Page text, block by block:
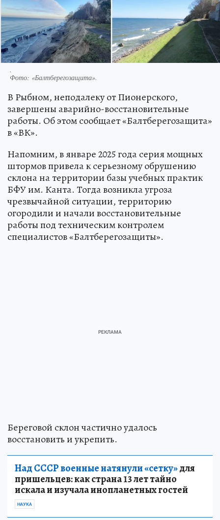
.
Фото: «Балтберегозащита».
В Рыбном, неподалеку от Пионерского,
завершены аварийно-восстановительные
работы. Об этом сообщает «Балтберегозащита»
в «ВК».
Напомним, в январе 2025 года серия мощных
штормов привела к серьезному обрушению
склона на территории базы учебных практик
БФУ им. Канта. Тогда возникла угроза
чрезвычайной ситуации, территорию
огородили и начали восстановительные
работы под техническим контролем
специалистов «Балтберегозащиты».
Береговой склон частично удалось
восстановить и укрепить.
Над СССР военные натянули «сетку»для
пришельцев: как страна 13 лет тайно
искала и изучала инопланетных гостей
НАУКА